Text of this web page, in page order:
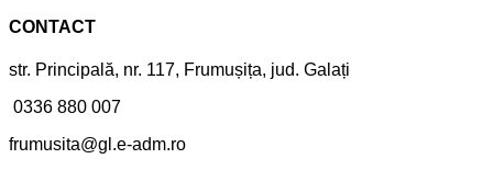
CONTACT
str. Principală, nr. 117, Frumușița, jud. Galați
0336 880 007
frumusita@gl.e-adm.ro